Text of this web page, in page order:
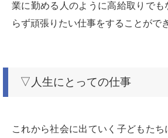
業に勤める人のように高給取りで
らず頑張りたい仕事をすることがで
▽人生にとっての仕事
これから社会に出ていく子どもた